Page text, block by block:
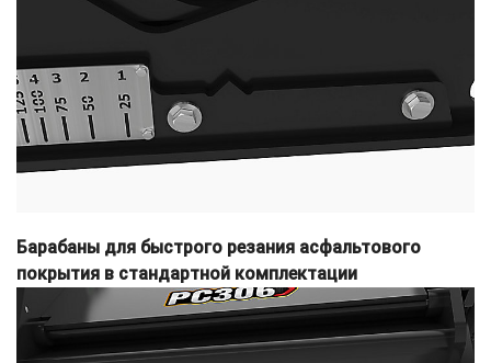
Барабаны для быстрого резания асфальтового
покрытия в стандартной комплектации